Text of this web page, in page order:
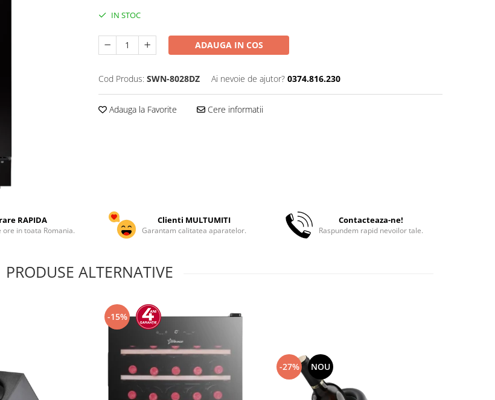
IN STOC
ADAUGA IN COS
Cod Produs: SWN-8028DZ Ai nevoie de ajutor? 0374.816.230
Adauga la Favorite Cere informatii
RAPIDA
ore in toata Romania.
Clienti MULTUMITI
Garantam calitatea aparatelor.
Contacteaza-ne!
Raspundem rapid nevoilor tale.
PRODUSE ALTERNATIVE
-15%
-27% NOU